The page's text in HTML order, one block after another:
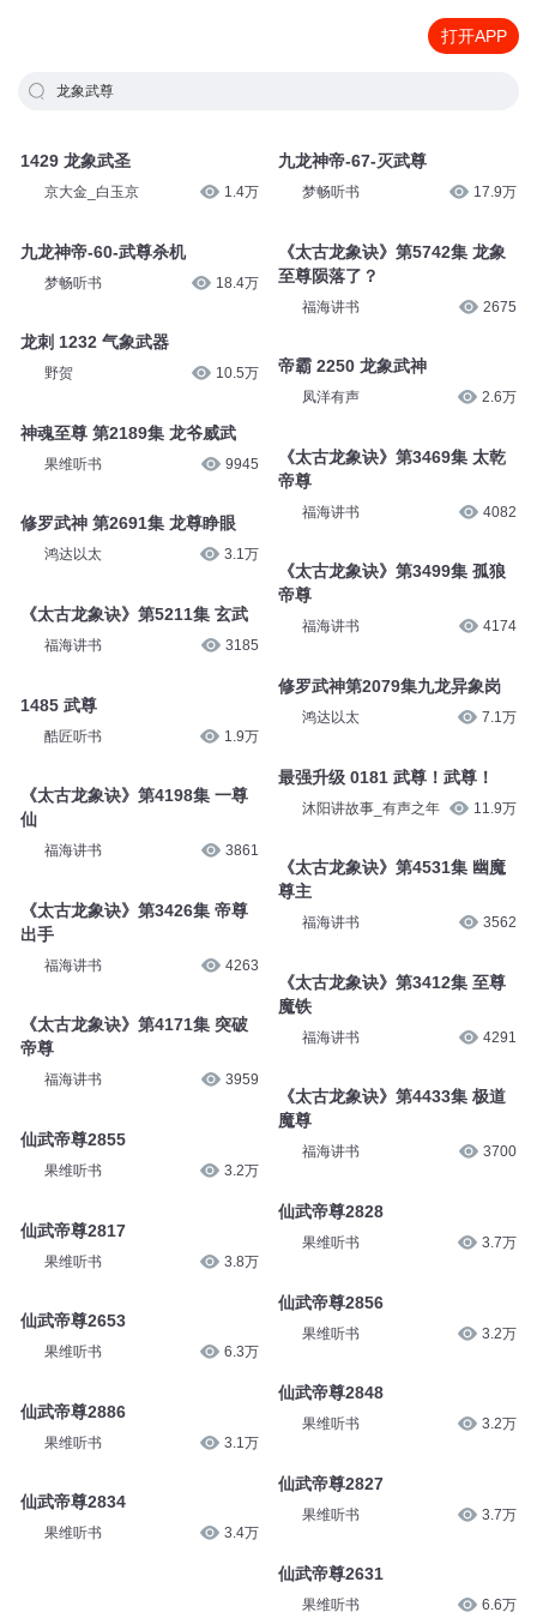
打开APP
龙象武尊
1429 龙象武圣
京大金_白玉京 1.4万
九龙神帝-60-武尊杀机
梦畅听书 18.4万
龙刺 1232 气象武器
野贺 10.5万
神魂至尊 第2189集 龙爷威武
果维听书 9945
修罗武神 第2691集 龙尊睁眼
鸿达以太 3.1万
《太古龙象诀》第5211集 玄武
福海讲书 3185
1485 武尊
酷匠听书 1.9万
《太古龙象诀》第4198集 一尊
仙
福海讲书 3861
《太古龙象诀》第3426集 帝尊
出手
福海讲书 4263
《太古龙象诀》第4171集 突破
帝尊
福海讲书 3959
仙武帝尊2855
果维听书 3.2万
仙武帝尊2817
果维听书 3.8万
仙武帝尊2653
果维听书 6.3万
仙武帝尊2886
果维听书 3.1万
仙武帝尊2834
果维听书 3.4万
九龙神帝-67-灭武尊
梦畅听书 17.9万
《太古龙象诀》第5742集 龙象
至尊陨落了？
福海讲书 2675
帝霸 2250 龙象武神
凤洋有声 2.6万
《太古龙象诀》第3469集 太乾
帝尊
福海讲书 4082
《太古龙象诀》第3499集 孤狼
帝尊
福海讲书 4174
修罗武神第2079集九龙异象岗
鸿达以太 7.1万
最强升级 0181 武尊！武尊！
沐阳讲故事_有声之年 11.9万
《太古龙象诀》第4531集 幽魔
尊主
福海讲书 3562
《太古龙象诀》第3412集 至尊
魔铁
福海讲书 4291
《太古龙象诀》第4433集 极道
魔尊
福海讲书 3700
仙武帝尊2828
果维听书 3.7万
仙武帝尊2856
果维听书 3.2万
仙武帝尊2848
果维听书 3.2万
仙武帝尊2827
果维听书 3.7万
仙武帝尊2631
果维听书 6.6万